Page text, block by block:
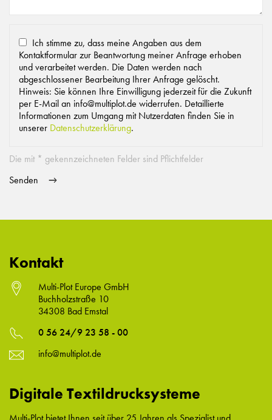
Ich stimme zu, dass meine Angaben aus dem
Kontaktformular zur Beantwortung meiner Anfrage erhoben
und verarbeitet werden. Die Daten werden nach
abgeschlossener Bearbeitung Ihrer Anfrage gelöscht.
Hinweis: Sie können Ihre Einwilligung jederzeit für die Zukunft
per E-Mail an info@multiplot.de widerrufen. Detaillierte
Informationen zum Umgang mit Nutzerdaten finden Sie in
unserer Datenschutzerklärung.
Die mit * gekennzeichneten Felder sind Pflichtfelder
Kontakt
Multi-Plot Europe GmbH
Buchholzstraße 10
34308 Bad Emstal
0 56 24/9 23 58 - 00
info@multiplot.de
Digitale Textildrucksysteme